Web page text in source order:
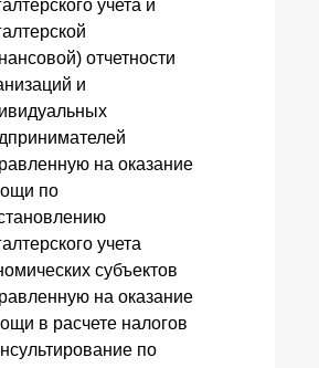
учета и
отчетности
и
на оказание
по
учета
субъектов
на оказание
в расчете налогов
по